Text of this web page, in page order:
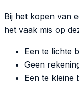
Bij het kopen van
het vaak mis op
Een te lichte
Geen
Een te kleine